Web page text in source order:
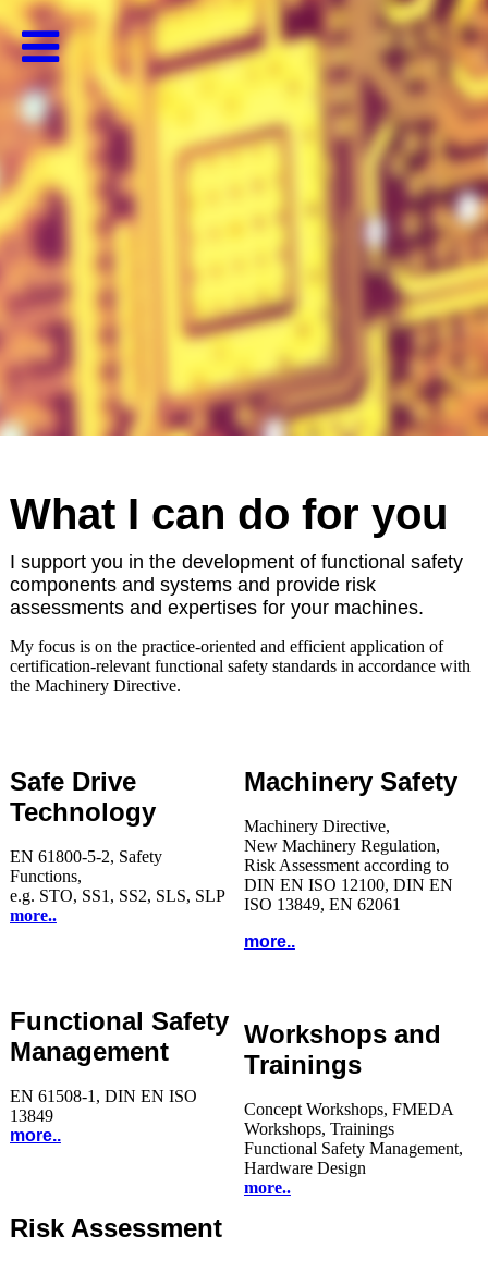
What I can do for you
I support you in the development of functional safety
components and systems and provide risk
assessments and expertises for your machines.
My focus is on the practice-oriented and efficient application of
certification-relevant functional safety standards in accordance with
the Machinery Directive.
Safe Drive
Technology
EN 61800-5-2, Safety
Functions,
e.g. STO, SS1, SS2, SLS, SLP
more..
Functional Safety
Management
EN 61508-1, DIN EN ISO
13849
more..
Risk Assessment
Machinery Safety
Machinery Directive,
New Machinery Regulation,
Risk Assessment according to
DIN EN ISO 12100, DIN EN
ISO 13849, EN 62061
more..
Workshops and
Trainings
Concept Workshops, FMEDA
Workshops, Trainings
Functional Safety Management,
Hardware Design
more..